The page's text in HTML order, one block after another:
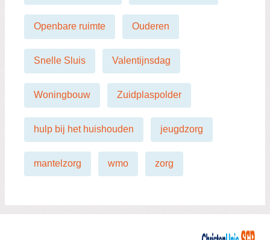
Openbare ruimte Ouderen
Snelle Sluis Valentijnsdag
Woningbouw Zuidplaspolder
hulp bij het huishouden jeugdzorg
mantelzorg wmo zorg